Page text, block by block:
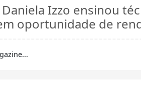
Izzo ensinou
oportunidade de